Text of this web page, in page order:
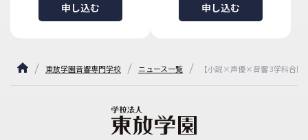
申し込む 申し込む
東放学園音響専門学校 ニュース一覧 【小説×声優×音響 3学科合同